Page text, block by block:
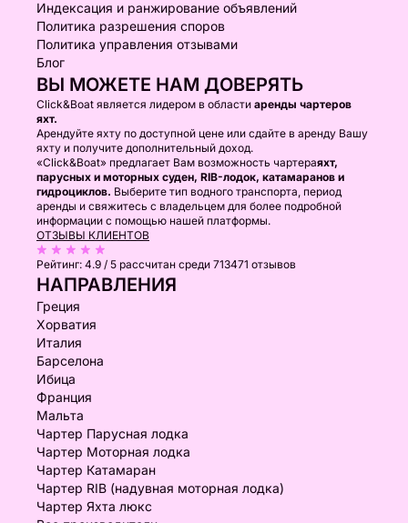
Индексация и ранжирование объявлений
Политика разрешения споров
Политика управления отзывами
Блог
ВЫ МОЖЕТЕ НАМ ДОВЕРЯТЬ
Click&Boat является лидером в области аренды чартеров
яхт.
Арендуйте яхту по доступной цене или сдайте в аренду Вашу
яхту и получите дополнительный доход.
«Click&Boat» предлагает Вам возможность чартераяхт,
парусных и моторных суден, RIB-лодок, катамаранов и
гидроциклов. Выберите тип водного транспорта, период
аренды и свяжитесь с владельцем для более подробной
информации с помощью нашей платформы.
ОТЗЫВЫ КЛИЕНТОВ
Рейтинг: 4.9 / 5 рассчитан среди 713471 отзывов
НАПРАВЛЕНИЯ
Греция
Хорватия
Италия
Барселона
Ибица
Франция
Мальта
Чартер Парусная лодка
Чартер Моторная лодка
Чартер Катамаран
Чартер RIB (надувная моторная лодка)
Чартер Яхта люкс